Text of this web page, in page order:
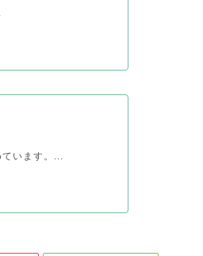
います。...